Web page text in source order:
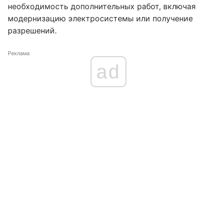
необходимость дополнительных работ, включая
модернизацию электросистемы или получение
разрешений.
Реклама
ad